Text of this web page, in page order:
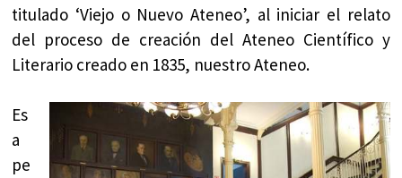
titulado ‘Viejo o Nuevo Ateneo’, al iniciar el relato
del proceso de creación del Ateneo Científico y
Literario creado en 1835, nuestro Ateneo.
Es
a
pe